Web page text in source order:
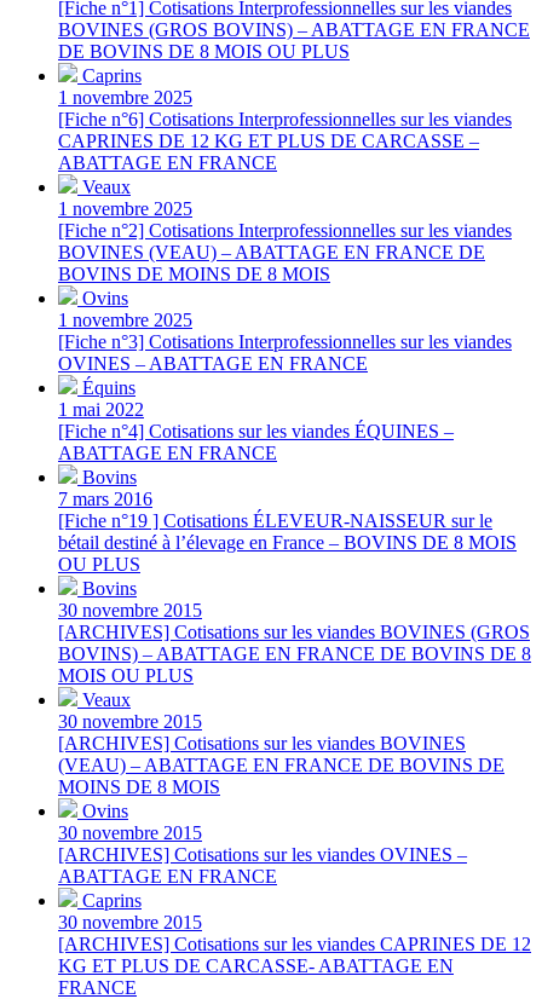
[Fiche n°1] Cotisations Interprofessionnelles sur les viandes
BOVINES (GROS BOVINS) – ABATTAGE EN FRANCE
DE BOVINS DE 8 MOIS OU PLUS
Caprins
1 novembre 2025
[Fiche n°6] Cotisations Interprofessionnelles sur les viandes
CAPRINES DE 12 KG ET PLUS DE CARCASSE –
ABATTAGE EN FRANCE
Veaux
1 novembre 2025
[Fiche n°2] Cotisations Interprofessionnelles sur les viandes
BOVINES (VEAU) – ABATTAGE EN FRANCE DE
BOVINS DE MOINS DE 8 MOIS
Ovins
1 novembre 2025
[Fiche n°3] Cotisations Interprofessionnelles sur les viandes
OVINES – ABATTAGE EN FRANCE
Équins
1 mai 2022
[Fiche n°4] Cotisations sur les viandes ÉQUINES –
ABATTAGE EN FRANCE
Bovins
7 mars 2016
[Fiche n°19 ] Cotisations ÉLEVEUR-NAISSEUR sur le
bétail destiné à l’élevage en France – BOVINS DE 8 MOIS
OU PLUS
Bovins
30 novembre 2015
[ARCHIVES] Cotisations sur les viandes BOVINES (GROS
BOVINS) – ABATTAGE EN FRANCE DE BOVINS DE 8
MOIS OU PLUS
Veaux
30 novembre 2015
[ARCHIVES] Cotisations sur les viandes BOVINES
(VEAU) – ABATTAGE EN FRANCE DE BOVINS DE
MOINS DE 8 MOIS
Ovins
30 novembre 2015
[ARCHIVES] Cotisations sur les viandes OVINES –
ABATTAGE EN FRANCE
Caprins
30 novembre 2015
[ARCHIVES] Cotisations sur les viandes CAPRINES DE 12
KG ET PLUS DE CARCASSE- ABATTAGE EN
FRANCE